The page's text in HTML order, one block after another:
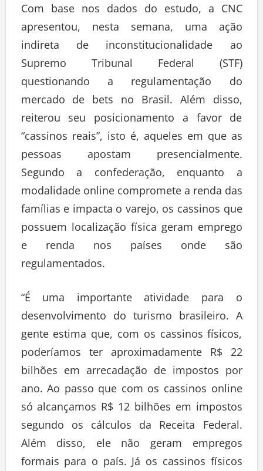
Com base nos dados do estudo, a CNC
apresentou, nesta semana, uma ação
indireta de inconstitucionalidade ao
Supremo Tribunal Federal (STF)
questionando a regulamentação do
mercado de bets no Brasil. Além disso,
reiterou seu posicionamento a favor de
“cassinos reais”, isto é, aqueles em que as
pessoas apostam presencialmente.
Segundo a confederação, enquanto a
modalidade online compromete a renda das
famílias e impacta o varejo, os cassinos que
possuem localização física geram emprego
e renda nos países onde são
regulamentados.
“É uma importante atividade para o
desenvolvimento do turismo brasileiro. A
gente estima que, com os cassinos físicos,
poderíamos ter aproximadamente R$ 22
bilhões em arrecadação de impostos por
ano. Ao passo que com os cassinos online
só alcançamos R$ 12 bilhões em impostos
segundo os cálculos da Receita Federal.
Além disso, ele não geram empregos
formais para o país. Já os cassinos físicos